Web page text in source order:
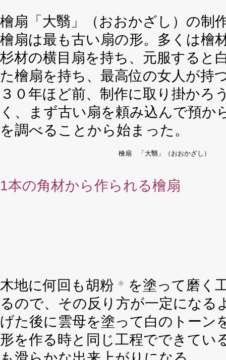
檜扇「大翳」（おおかざし）の制
檜扇は最も古い扇の形。多くは檜
杉材の横目扇を持ち、元服すると
た檜扇を持ち、最高位の女人が持
３０年ほど前、制作に取り掛か
く、まず古い扇を頼み込んで預
を調べることから始まった。
檜扇 「大翳」（おおかざし）
1本の角材から作られる檜扇
木地に何回も胡粉 ＊ を塗って磨く
るので、その反り方が一定になる
げた後に雲母を塗って白のトーン
形を作る時と同じ工程でできてい